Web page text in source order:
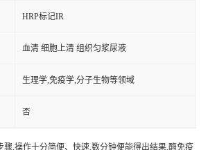
HRP标记IR
血清 细胞上清 组织匀浆尿液
生理学,免疫学,分子生物等领域
否
骤,操作十分简便、快速,数分钟便能得出结果,酶免疫